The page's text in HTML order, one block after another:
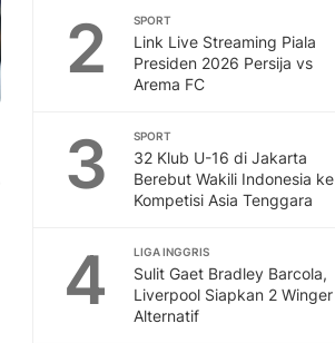
2 SPORT
Link Live Streaming Piala
Presiden 2026 Persija vs
Arema FC
3 SPORT
32 Klub U-16 di Jakarta
Berebut Wakili Indonesia ke
Kompetisi Asia Tenggara
4 LIGA INGGRIS
Sulit Gaet Bradley Barcola,
Liverpool Siapkan 2 Winger
Alternatif